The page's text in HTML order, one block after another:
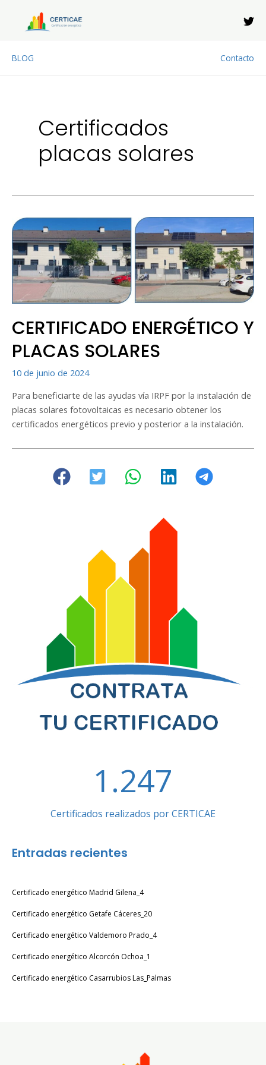
contenido
BLOG Contacto
Certificados
placas solares
CERTIFICADO ENERGÉTICO Y
PLACAS SOLARES
10 de junio de 2024
Para beneficiarte de las ayudas vía IRPF por la instalación de
placas solares fotovoltaicas es necesario obtener los
certificados energéticos previo y posterior a la instalación.
1.247
Certificados realizados por CERTICAE
Entradas recientes
Certificado energético Madrid Gilena_4
Certificado energético Getafe Cáceres_20
Certificado energético Valdemoro Prado_4
Certificado energético Alcorcón Ochoa_1
Certificado energético Casarrubios Las_Palmas